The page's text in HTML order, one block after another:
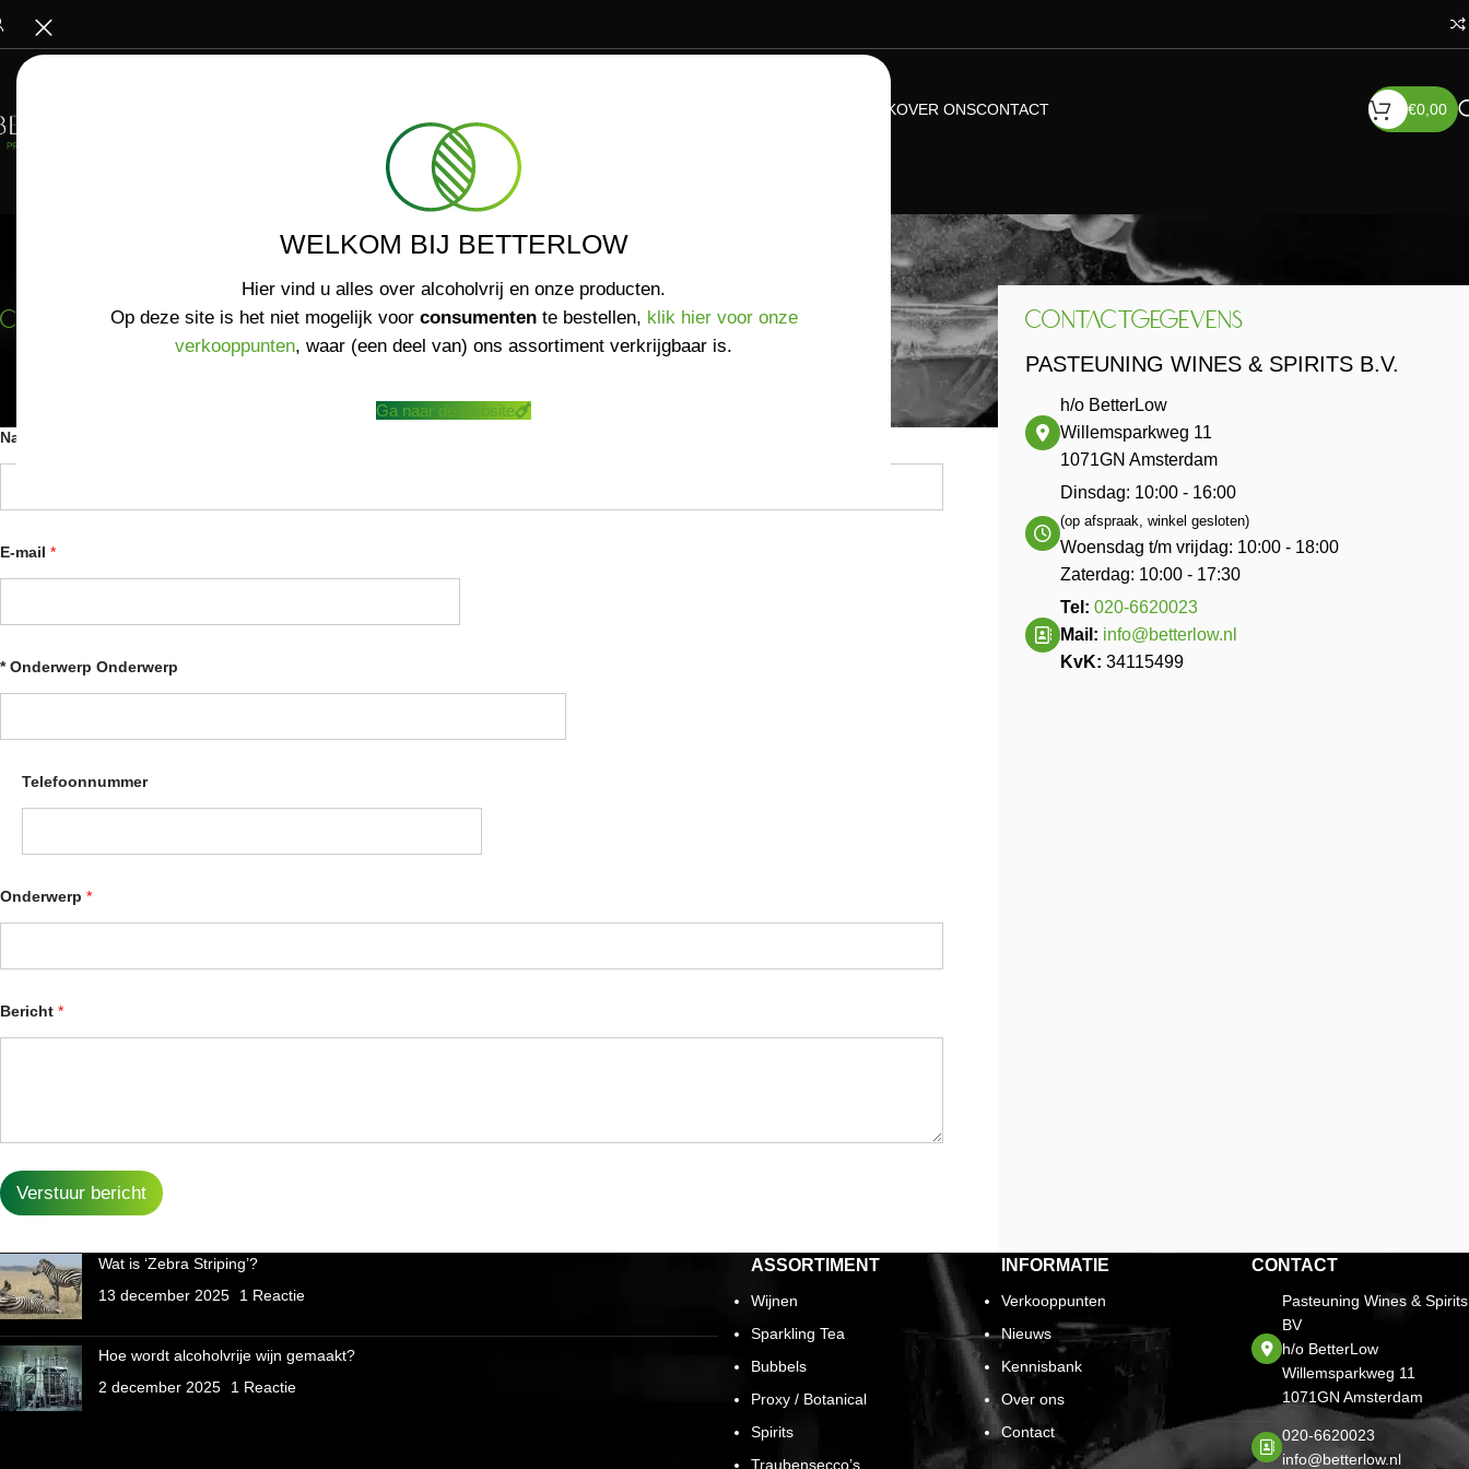
WELKOM BIJ BETTERLOW
Hier vind u alles over alcoholvrij en onze producten.
Op deze site is het niet mogelijk voor consumentente bestellen, klik hier voor onze
verkooppunten, waar (een deel van) ons assortiment verkrijgbaar is.
Ga naar de website
KENNISBANKOVER ONSCONTACT €0,00
CONTACTFORMULIER
NEEM CONTACT MET ONS OP
Naam
E-mail *
* Onderwerp Onderwerp
Telefoonnummer
Onderwerp *
Bericht *
Verstuur bericht
CONTACTGEGEVENS
PASTEUNING WINES & SPIRITS B.V.
h/o BetterLow
Willemsparkweg 11
1071GN Amsterdam
Dinsdag: 10:00 - 16:00
(op afspraak, winkel gesloten)
Woensdag t/m vrijdag: 10:00 - 18:00
Zaterdag: 10:00 - 17:30
Tel: 020-6620023
Mail: info@betterlow.nl
KvK: 34115499
Wat is ‘Zebra Striping’?
13 december 2025
1 Reactie
Hoe wordt alcoholvrije wijn gemaakt?
2 december 2025
1 Reactie
ASSORTIMENT
Wijnen
Sparkling Tea
Bubbels
Proxy / Botanical
Spirits
Traubensecco’s
INFORMATIE
Verkooppunten
Nieuws
Kennisbank
Over ons
Contact
CONTACT
Pasteuning Wines & Spirits
BV
h/o BetterLow
Willemsparkweg 11
1071GN Amsterdam
020-6620023
info@betterlow.nl